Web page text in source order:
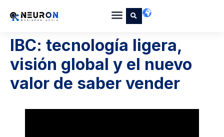
IBC: tecnología ligera,
visión global y el nuevo
valor de saber vender